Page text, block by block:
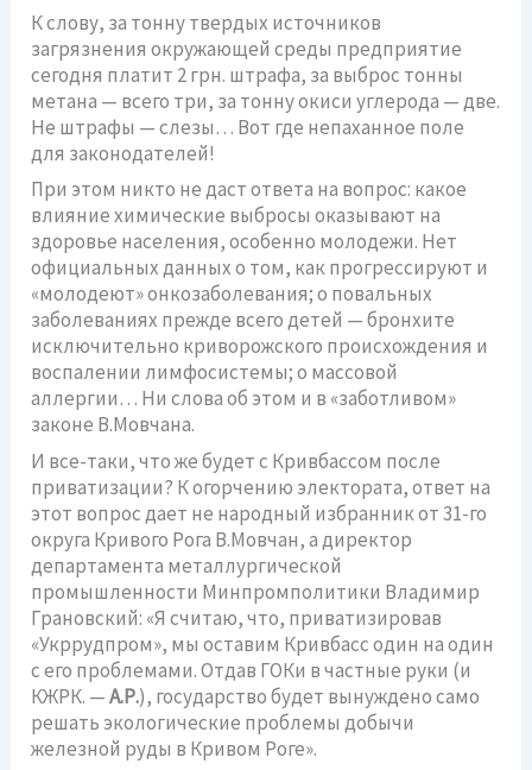
К слову, за тонну твердых источников
загрязнения окружающей среды предприятие
сегодня платит 2 грн. штрафа, за выброс тонны
метана — всего три, за тонну окиси углерода — две.
Не штрафы — слезы… Вот где непаханное поле
для законодателей!
При этом никто не даст ответа на вопрос: какое
влияние химические выбросы оказывают на
здоровье населения, особенно молодежи. Нет
официальных данных о том, как прогрессируют и
«молодеют» онкозаболевания; о повальных
заболеваниях прежде всего детей — бронхите
исключительно криворожского происхождения и
воспалении лимфосистемы; о массовой
аллергии… Ни слова об этом и в «заботливом»
законе В.Мовчана.
И все-таки, что же будет с Кривбассом после
приватизации? К огорчению электората, ответ на
этот вопрос дает не народный избранник от 31-го
округа Кривого Рога В.Мовчан, а директор
департамента металлургической
промышленности Минпромполитики Владимир
Грановский: «Я считаю, что, приватизировав
«Укррудпром», мы оставим Кривбасс один на один
с его проблемами. Отдав ГОКи в частные руки (и
КЖРК. —А.Р.), государство будет вынуждено само
решать экологические проблемы добычи
железной руды в Кривом Роге».